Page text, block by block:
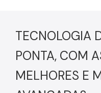
TECNOLOGIA
PONTA, COM
MELHORES E